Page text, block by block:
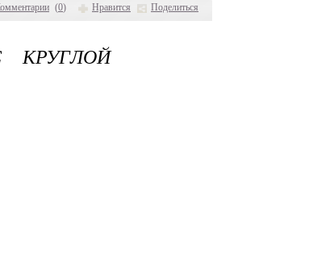
(0) Нравится Поделиться
КРУГЛОЙ